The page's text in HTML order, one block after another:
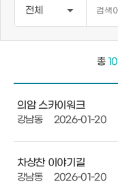
총10
의암 스카이워크
강남동 2026-01-20
차상찬 이야기길
강남동 2026-01-20